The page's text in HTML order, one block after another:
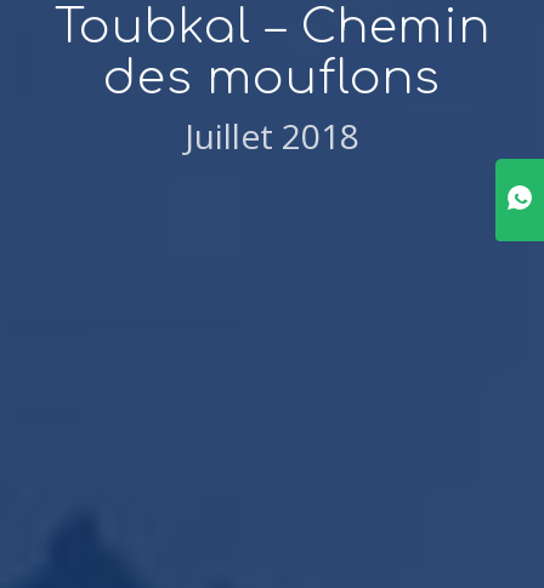
Toubkal – Chemin
des mouflons
Juillet 2018